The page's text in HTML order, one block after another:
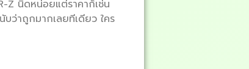
Z นิดหน่อยแต่ราคาก็เช่น
ว่าถูกมากเลยทีเดียว ใคร